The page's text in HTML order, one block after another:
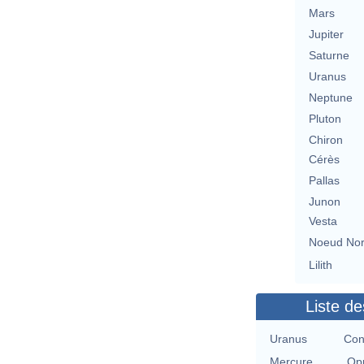
Mars
Jupiter
Saturne
Uranus
Neptune
Pluton
Chiron
Cérès
Pallas
Junon
Vesta
Noeud
Lilith
Liste
Uranus